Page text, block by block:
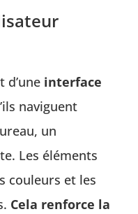
d’une interface
naviguent
un
Les éléments
couleurs et les
Cela renforce la